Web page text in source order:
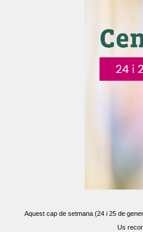
Aquest cap de setmana (24 i 25 de
Us